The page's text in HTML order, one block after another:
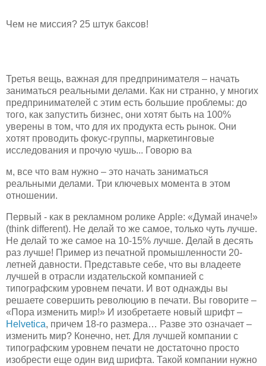
Чем не миссия? 25 штук баксов!
Третья вещь, важная для предпринимателя – начать
заниматься реальными делами. Как ни странно, у многих
предпринимателей с этим есть большие проблемы: до
того, как запустить бизнес, они хотят быть на 100%
уверены в том, что для их продукта есть рынок. Они
хотят проводить фокус-группы, маркетинговые
исследования и прочую чушь... Говорю ва
м, все что вам нужно – это начать заниматься
реальными делами. Три ключевых момента в этом
отношении.
Первый - как в рекламном ролике Apple: «Думай иначе!»
(think different). Не делай то же самое, только чуть лучше.
Не делай то же самое на 10-15% лучше. Делай в десять
раз лучше! Пример из печатной промышленности 20-
летней давности. Представьте себе, что вы владеете
лучшей в отрасли издательской компанией с
типографским уровнем печати. И вот однажды вы
решаете совершить революцию в печати. Вы говорите –
«Пора изменить мир!» И изобретаете новый шрифт –
Helvetica, причем 18-го размера… Разве это означает –
изменить мир? Конечно, нет. Для лучшей компании с
типографским уровнем печати не достаточно просто
изобрести еще один вид шрифта. Такой компании нужно